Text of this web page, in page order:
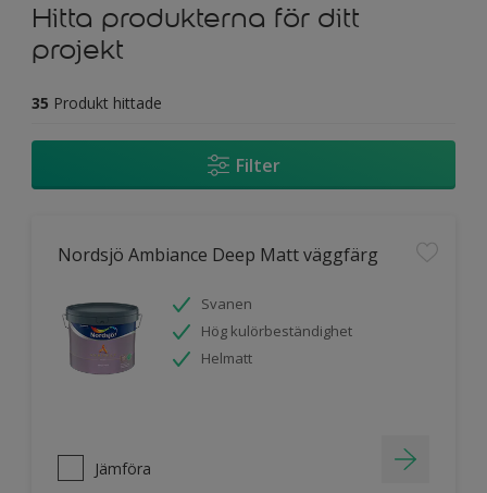
Hitta produkterna för ditt
projekt
35 Produkt hittade
Filter
Nordsjö Ambiance Deep Matt väggfärg
Svanen
Hög kulörbeständighet
Helmatt
Jämföra